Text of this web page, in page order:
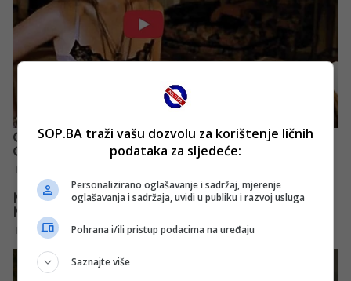
SOP.BA traži vašu dozvolu za korištenje ličnih
podataka za sljedeće:
Personalizirano oglašavanje i sadržaj, mjerenje
oglašavanja i sadržaja, uvidi u publiku i razvoj usluga
Pohrana i/ili pristup podacima na uređaju
Saznajte više